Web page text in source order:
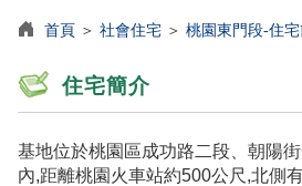
首頁 ＞ 社會住宅 ＞ 桃園東門段-住
住宅簡介
基地位於桃園區成功路二段、朝陽
內,距離桃園火車站約500公尺,北側